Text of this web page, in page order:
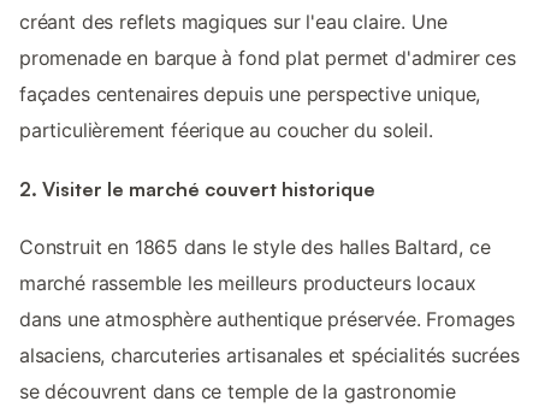
créant des reflets magiques sur l'eau claire. Une
promenade en barque à fond plat permet d'admirer ces
façades centenaires depuis une perspective unique,
particulièrement féerique au coucher du soleil.
2. Visiter le marché couvert historique
Construit en 1865 dans le style des halles Baltard, ce
marché rassemble les meilleurs producteurs locaux
dans une atmosphère authentique préservée. Fromages
alsaciens, charcuteries artisanales et spécialités sucrées
se découvrent dans ce temple de la gastronomie